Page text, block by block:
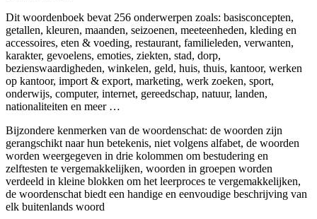
Dit woordenboek bevat 256 onderwerpen zoals: basisconcepten,
getallen, kleuren, maanden, seizoenen, meeteenheden, kleding en
accessoires, eten & voeding, restaurant, familieleden, verwanten,
karakter, gevoelens, emoties, ziekten, stad, dorp,
bezienswaardigheden, winkelen, geld, huis, thuis, kantoor, werken
op kantoor, import & export, marketing, werk zoeken, sport,
onderwijs, computer, internet, gereedschap, natuur, landen,
nationaliteiten en meer …
Bijzondere kenmerken van de woordenschat: de woorden zijn
gerangschikt naar hun betekenis, niet volgens alfabet, de woorden
worden weergegeven in drie kolommen om bestudering en
zelftesten te vergemakkelijken, woorden in groepen worden
verdeeld in kleine blokken om het leerproces te vergemakkelijken,
de woordenschat biedt een handige en eenvoudige beschrijving van
elk buitenlands woord